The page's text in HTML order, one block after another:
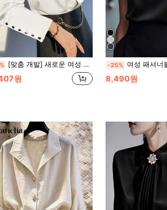
[맞춤 개발] 새로운 여성 패션 긴팔 솔리드 블라우스, 여름 우아한 화이트 봄
원
-25% 여성 패셔너블 우아한 캐주얼 데일리 어반 모던 리조트 솔리드 컬러 하프
8,490원